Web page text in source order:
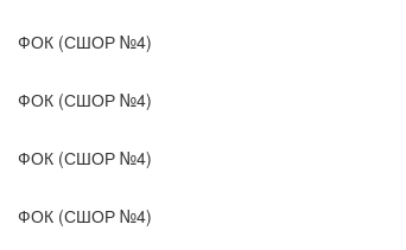
ФОК (СШОР №4)
ФОК (СШОР №4)
ФОК (СШОР №4)
ФОК (СШОР №4)